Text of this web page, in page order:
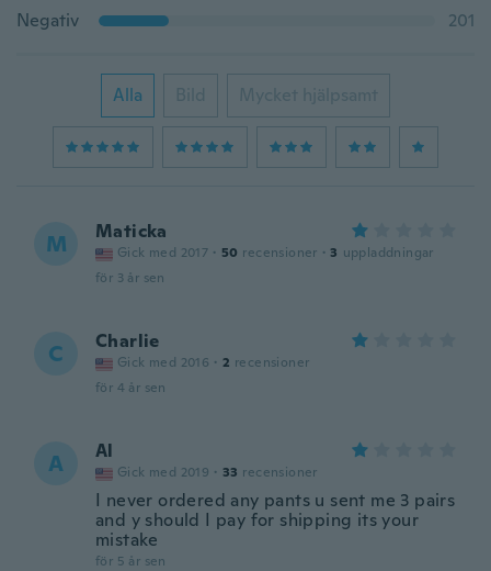
Negativ
201
Alla Bild Mycket hjälpsamt
M Maticka
Gick med 2017 · 50 recensioner · 3 uppladdningar
för 3 år sen
C Charlie
Gick med 2016 · 2 recensioner
för 4 år sen
A Al
Gick med 2019 · 33 recensioner
I never ordered any pants u sent me 3 pairs
and y should I pay for shipping its your
mistake
för 5 år sen